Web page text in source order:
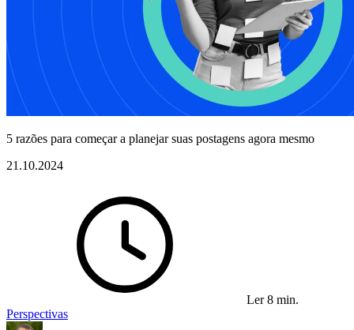
5 razões para começar a planejar suas postagens agora mesmo
21.10.2024
Ler 8 min.
Perspectivas